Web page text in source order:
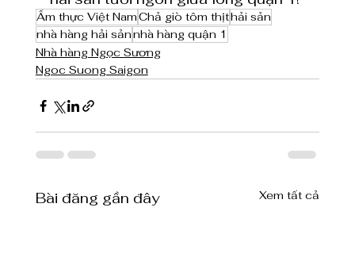
Ẩm thực Việt NamChả giò tôm thịthải sản
nhà hàng hải sảnnhà hàng quận 1
Nhà hàng Ngọc Sương
Ngoc Suong Saigon
Bài đăng gần đây Xem tất cả